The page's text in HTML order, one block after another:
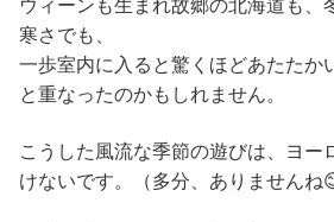
ウィーンも生まれ故郷の北海道も、
寒さでも、
一歩室内に入ると驚くほどあたた
と重なったのかもしれません。
こうした風流な季節の遊びは、ヨー
けないです。（多分、ありませんね